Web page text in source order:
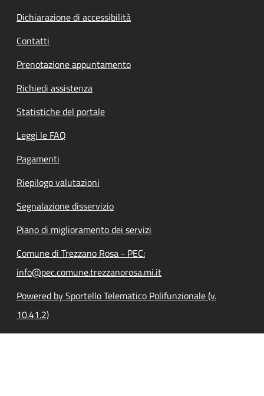
Dichiarazione di accessibilità
Contatti
Prenotazione appuntamento
Richiedi assistenza
Statistiche del portale
Leggi le FAQ
Pagamenti
Riepilogo valutazioni
Segnalazione disservizio
Piano di miglioramento dei servizi
Comune di Trezzano Rosa - PEC:
info@pec.comune.trezzanorosa.mi.it
Powered by Sportello Telematico Polifunzionale (v.
10.41.2)